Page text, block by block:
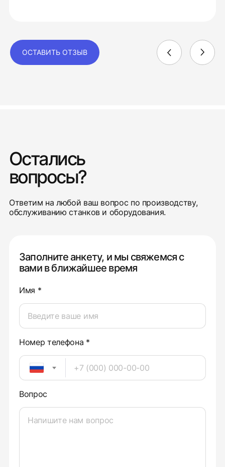
ОСТАВИТЬ ОТЗЫВ
Остались
вопросы?
Ответим на любой ваш вопрос по производству,
обслуживанию станков и оборудования.
Заполните анкету, и мы свяжемся с
вами в ближайшее время
Имя *
Номер телефона *
Вопрос